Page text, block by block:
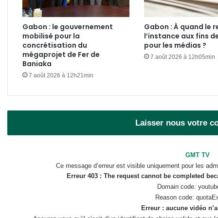
Gabon : le gouvernement
mobilisé pour la
concrétisation du
mégaprojet de Fer de
Baniaka
7 août 2026 à 12h21min
Gabon : À quand le
l’instance aux fins
pour les médias ?
7 août 2026 à 12h05min
Laisser nous votre
GMT TV
Ce message d’erreur est visible uniquement pour les
Erreur 403 : The request cannot be completed
Domain code:
Reason code:
Erreur : aucune vidéo